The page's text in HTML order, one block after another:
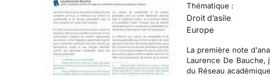
Thématique :
Droit d’asile
Europe
La première note
Laurence De
du Réseau